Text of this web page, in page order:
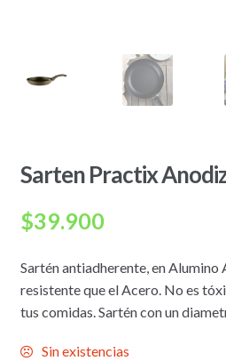
Sarten Practix
$39.900
Sartén antiadherente, en Alumino
resistente que el Acero. No es
tus comidas. Sartén con un
Sin existencias